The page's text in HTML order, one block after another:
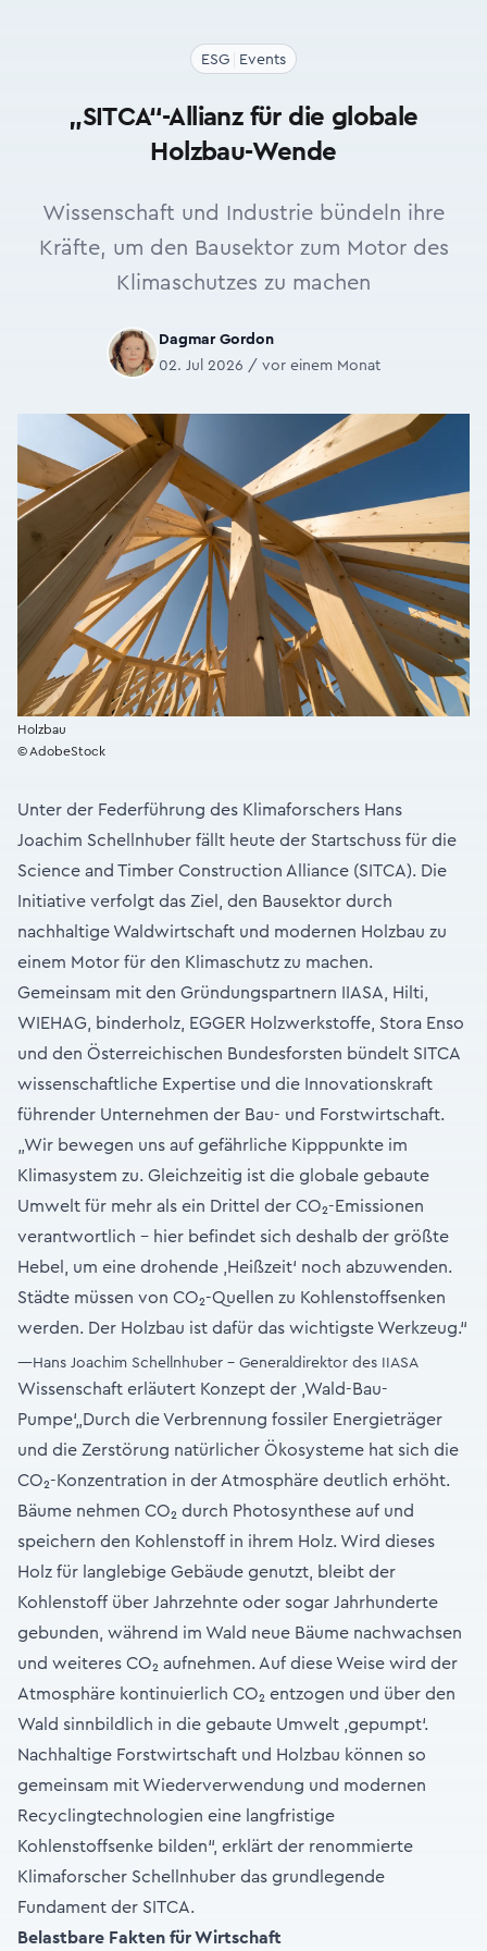
ESG Events
„SITCA“-Allianz für die globale
Holzbau-Wende
Wissenschaft und Industrie bündeln ihre
Kräfte, um den Bausektor zum Motor des
Klimaschutzes zu machen
Dagmar Gordon
02. Jul 2026 / vor einem Monat
Holzbau
© AdobeStock
Unter der Federführung des Klimaforschers Hans
Joachim Schellnhuber fällt heute der Startschuss für die
Science and Timber Construction Alliance (SITCA). Die
Initiative verfolgt das Ziel, den Bausektor durch
nachhaltige Waldwirtschaft und modernen Holzbau zu
einem Motor für den Klimaschutz zu machen.
Gemeinsam mit den Gründungspartnern IIASA, Hilti,
WIEHAG, binderholz, EGGER Holzwerkstoffe, Stora Enso
und den Österreichischen Bundesforsten bündelt SITCA
wissenschaftliche Expertise und die Innovationskraft
führender Unternehmen der Bau- und Forstwirtschaft.
„Wir bewegen uns auf gefährliche Kipppunkte im
Klimasystem zu. Gleichzeitig ist die globale gebaute
Umwelt für mehr als ein Drittel der CO₂-Emissionen
verantwortlich – hier befindet sich deshalb der größte
Hebel, um eine drohende ‚Heißzeit‘ noch abzuwenden.
Städte müssen von CO₂-Quellen zu Kohlenstoffsenken
werden. Der Holzbau ist dafür das wichtigste Werkzeug.“
—Hans Joachim Schellnhuber - Generaldirektor des IIASA
Wissenschaft erläutert Konzept der ‚Wald-Bau-
Pumpe‘„Durch die Verbrennung fossiler Energieträger
und die Zerstörung natürlicher Ökosysteme hat sich die
CO₂-Konzentration in der Atmosphäre deutlich erhöht.
Bäume nehmen CO₂ durch Photosynthese auf und
speichern den Kohlenstoff in ihrem Holz. Wird dieses
Holz für langlebige Gebäude genutzt, bleibt der
Kohlenstoff über Jahrzehnte oder sogar Jahrhunderte
gebunden, während im Wald neue Bäume nachwachsen
und weiteres CO₂ aufnehmen. Auf diese Weise wird der
Atmosphäre kontinuierlich CO₂ entzogen und über den
Wald sinnbildlich in die gebaute Umwelt ‚gepumpt‘.
Nachhaltige Forstwirtschaft und Holzbau können so
gemeinsam mit Wiederverwendung und modernen
Recyclingtechnologien eine langfristige
Kohlenstoffsenke bilden“, erklärt der renommierte
Klimaforscher Schellnhuber das grundlegende
Fundament der SITCA.
Belastbare Fakten für Wirtschaft